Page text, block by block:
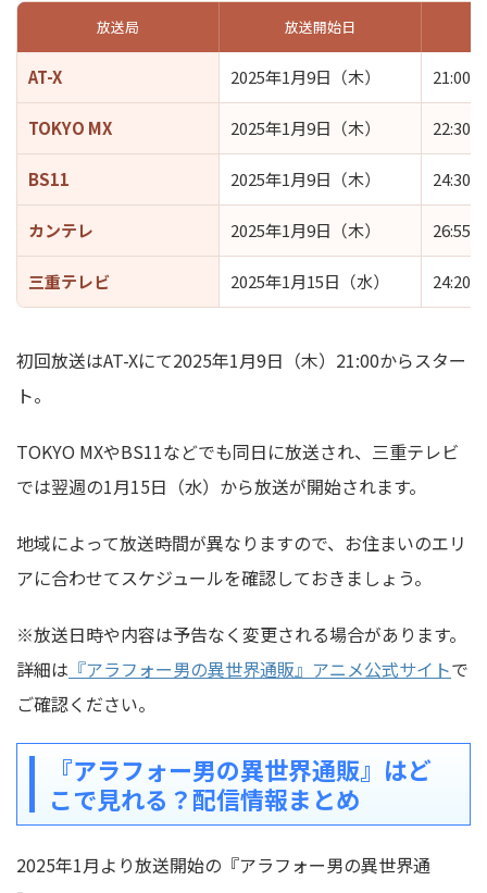
放送局 放送開始日
AT-X 2025年1月9日（木） 21:00～
TOKYO MX 2025年1月9日（木） 22:30～
BS11 2025年1月9日（木） 24:30～
カンテレ 2025年1月9日（木） 26:55～
三重テレビ 2025年1月15日（水） 24:20～
初回放送はAT-Xにて2025年1月9日（木）21:00からスター
ト。
TOKYO MXやBS11などでも同日に放送され、三重テレビ
では翌週の1月15日（水）から放送が開始されます。
地域によって放送時間が異なりますので、お住まいのエリ
アに合わせてスケジュールを確認しておきましょう。
※放送日時や内容は予告なく変更される場合があります。
詳細は 『アラフォー男の異世界通販』アニメ公式サイトで
ご確認ください。
『アラフォー男の異世界通販』はど
こで見れる？配信情報まとめ
2025年1月より放送開始の『アラフォー男の異世界通